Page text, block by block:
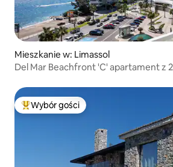
Mieszkanie w: Limassol
Del Mar Beachfront 'C' apartament z
Najpopularniejsze z kategorii Wybór
Wybór gości